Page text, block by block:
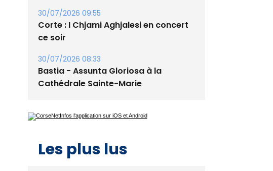
30/07/2026 09:55
Corte : I Chjami Aghjalesi en concert
ce soir
30/07/2026 08:33
Bastia - Assunta Gloriosa à la
Cathédrale Sainte-Marie
Les plus lus